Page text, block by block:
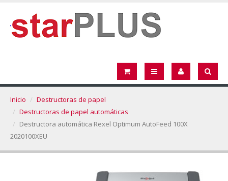
Inicio
Destructoras de papel
Destructoras de papel automáticas
Destructora automática Rexel Optimum AutoFeed 100X
2020100XEU